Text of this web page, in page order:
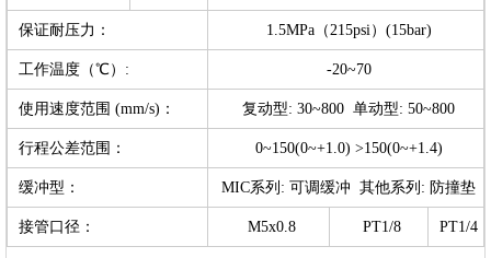
保证耐压力： 1.5MPa（215psi）(15bar)
工作温度（℃）: -20~70
使用速度范围 (mm/s)： 复动型: 30~800 单动型: 50~800
行程公差范围： 0~150(0~+1.0) >150(0~+1.4)
缓冲型： MIC系列: 可调缓冲 其他系列: 防撞垫
接管口径： M5x0.8 PT1/8 PT1/4